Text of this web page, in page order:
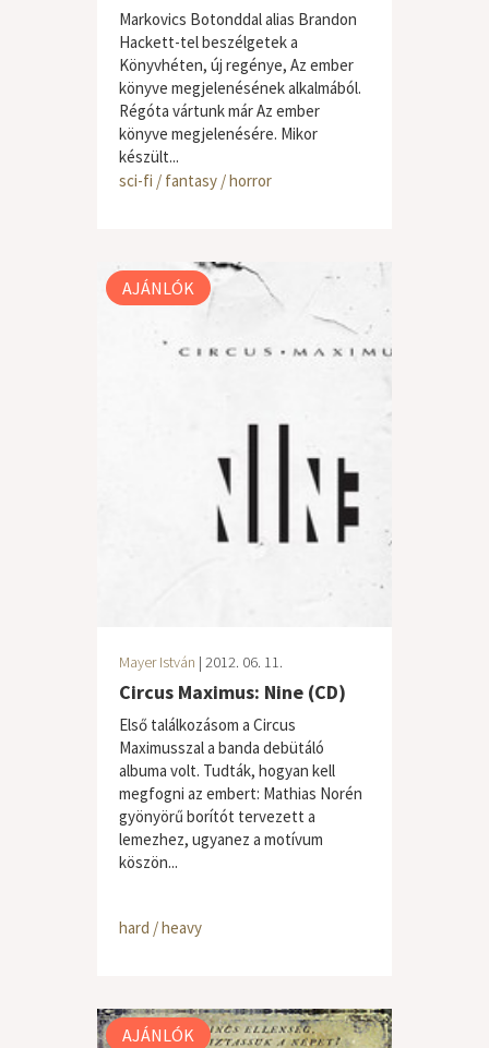
Markovics Botonddal alias Brandon
Hackett-tel beszélgetek a
Könyvhéten, új regénye, Az ember
könyve megjelenésének alkalmából.
Régóta vártunk már Az ember
könyve megjelenésére. Mikor
készült...
sci-fi / fantasy / horror
AJÁNLÓK
Mayer István | 2012. 06. 11.
Circus Maximus: Nine (CD)
Első találkozásom a Circus
Maximusszal a banda debütáló
albuma volt. Tudták, hogyan kell
megfogni az embert: Mathias Norén
gyönyörű borítót tervezett a
lemezhez, ugyanez a motívum
köszön...
hard / heavy
AJÁNLÓK